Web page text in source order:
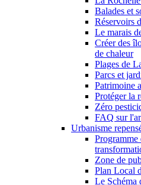
Balades et
Réservoirs
Le marais
Créer des
de chaleur
Plages de
Parcs et
Patrimoine
Protéger la
Zéro
FAQ sur
Urbanisme
Programme
Zone de
Plan Local
Le Schéma